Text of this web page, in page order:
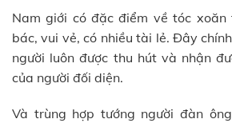
Nam giới có đặc điểm về tóc
bác, vui vẻ, có nhiều tài lẻ. Đây
người luôn được thu hút và nhận
của người đối diện.
Và trùng hợp tướng người đàn